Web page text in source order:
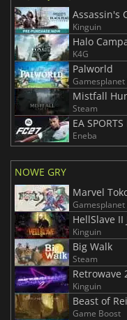
Assassin's
Kinguin
Halo
K4G
Palworld
Gamesplanet
Mistfall
Steam
EA
Eneba
NOWE GRY
Marvel
Gamesplanet
HellSlave
Kinguin
Big Walk
Steam
Retrowave
Kinguin
Beast of
Game Boost